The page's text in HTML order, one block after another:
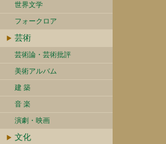
世界文学
フォークロア
芸術
芸術論・芸術批評
美術アルバム
建 築
音 楽
演劇・映画
文化